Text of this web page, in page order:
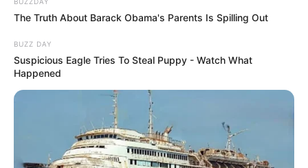
The Truth About Barack Obama's Parents Is Spilling Out
BUZZ DAY
Suspicious Eagle Tries To Steal Puppy - Watch What
Happened